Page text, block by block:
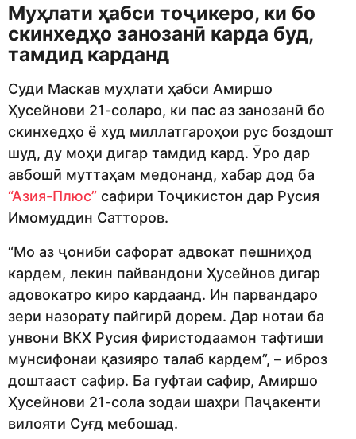
Муҳлати ҳабси тоҷикеро, ки бо
скинхедҳо занозанӣ карда буд,
тамдид карданд
Суди Маскав муҳлати ҳабси Амиршо
Ҳусейнови 21-соларо, ки пас аз занозанӣ бо
скинхедҳо ё худ миллатгароҳои рус боздошт
шуд, ду моҳи дигар тамдид кард. Ӯро дар
авбошӣ муттаҳам медонанд, хабар дод ба
“Азия-Плюс” сафири Тоҷикистон дар Русия
Имомуддин Сатторов.
“Мо аз ҷониби сафорат адвокат пешниҳод
кардем, лекин пайвандони Ҳусейнов дигар
адовокатро киро кардаанд. Ин парвандаро
зери назорату пайгирӣ дорем. Дар нотаи ба
унвони ВКХ Русия фиристодаамон тафтиши
мунсифонаи қазияро талаб кардем”, – иброз
доштааст сафир. Ба гуфтаи сафир, Амиршо
Ҳусейнови 21-сола зодаи шаҳри Паҷакенти
вилояти Суғд мебошад.